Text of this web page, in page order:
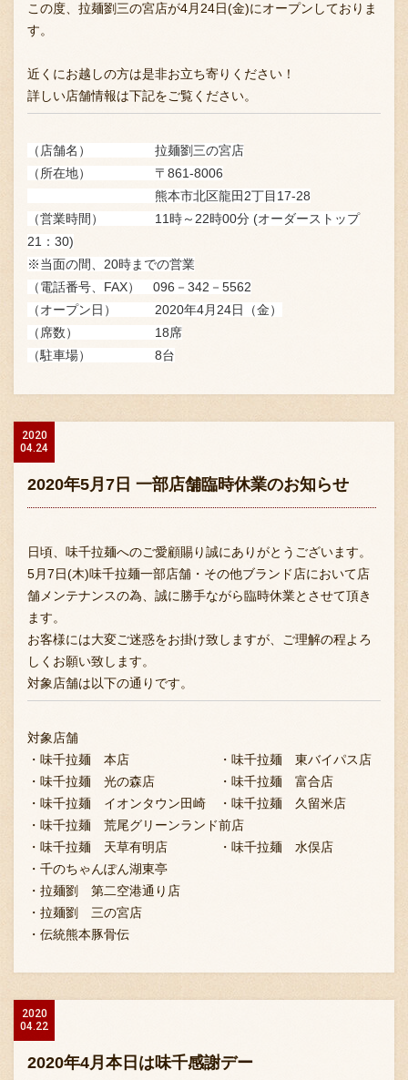
この度、拉麺劉三の宮店が4月24日(金)にオープンしておりま
す。
近くにお越しの方は是非お立ち寄りください！
詳しい店舗情報は下記をご覧ください。
（店舗名） 拉麺劉三の宮店
（所在地） 〒861-8006
熊本市北区龍田2丁目17-28
（営業時間） 11時～22時00分 (オーダーストップ
21：30)
※当面の間、20時までの営業
（電話番号、FAX） 096－342－5562
（オープン日） 2020年4月24日（金）
（席数） 18席
（駐車場） 8台
2020
04.24
2020年5月7日 一部店舗臨時休業のお知らせ
日頃、味千拉麺へのご愛顧賜り誠にありがとうございます。
5月7日(木)味千拉麺一部店舗・その他ブランド店において店
舗メンテナンスの為、誠に勝手ながら臨時休業とさせて頂き
ます。
お客様には大変ご迷惑をお掛け致しますが、ご理解の程よろ
しくお願い致します。
対象店舗は以下の通りです。
対象店舗
・味千拉麺 本店 ・味千拉麺 東バイパス店
・味千拉麺 光の森店 ・味千拉麺 富合店
・味千拉麺 イオンタウン田崎 ・味千拉麺 久留米店
・味千拉麺 荒尾グリーンランド前店
・味千拉麺 天草有明店 ・味千拉麺 水俣店
・千のちゃんぽん湖東亭
・拉麺劉 第二空港通り店
・拉麺劉 三の宮店
・伝統熊本豚骨伝
2020
04.22
2020年4月本日は味千感謝デー